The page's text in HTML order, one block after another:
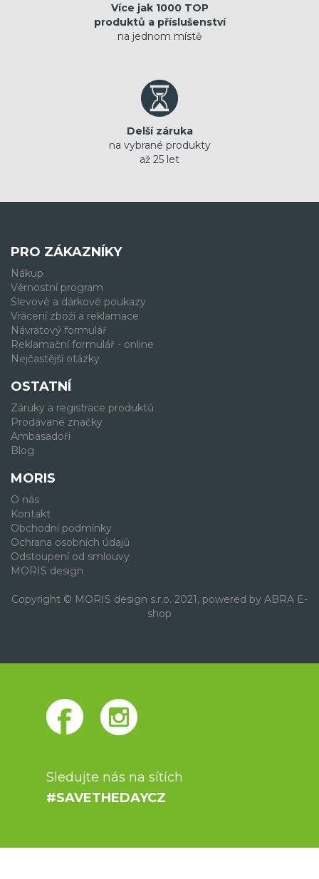
Více jak 1000 TOP
produktů a příslušenství
na jednom místě
Delší záruka
na vybrané produkty
až 25 let
PRO ZÁKAZNÍKY
Nákup
Věrnostní program
Slevové a dárkové poukazy
Vrácení zboží a reklamace
Návratový formulář
Reklamační formulář - online
Nejčastější otázky
OSTATNÍ
Záruky a registrace produktů
Prodávané značky
Ambasadoři
Blog
MORIS
O nás
Kontakt
Obchodní podmínky
Ochrana osobních údajů
Odstoupení od smlouvy
MORIS design
Copyright © MORIS design s.r.o. 2021, powered by ABRA E-
shop
Sledujte nás na sítích
#SAVETHEDAYCZ